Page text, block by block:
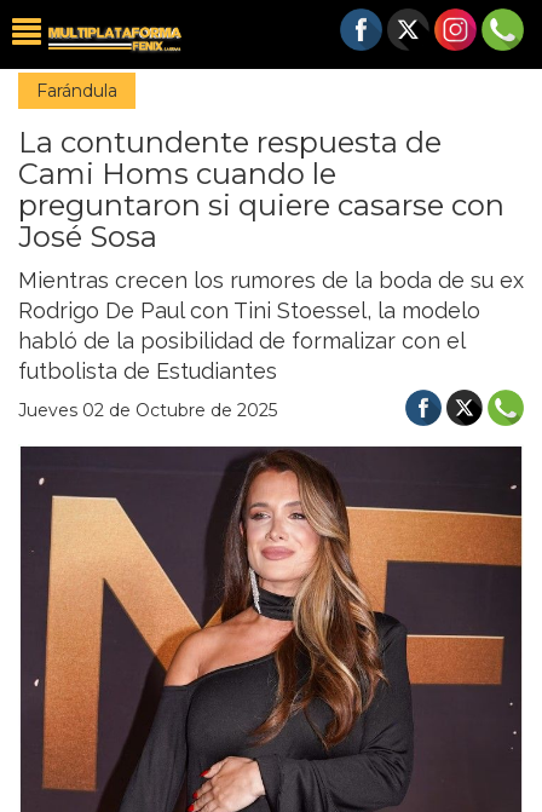
Farándula
La contundente respuesta de
Cami Homs cuando le
preguntaron si quiere casarse con
José Sosa
Mientras crecen los rumores de la boda de su ex
Rodrigo De Paul con Tini Stoessel, la modelo
habló de la posibilidad de formalizar con el
futbolista de Estudiantes
Jueves 02 de Octubre de 2025